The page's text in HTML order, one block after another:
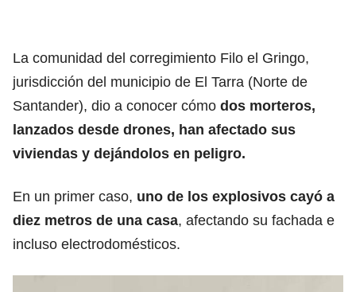
La comunidad del corregimiento Filo el Gringo,
jurisdicción del municipio de El Tarra (Norte de
Santander), dio a conocer cómo dos morteros,
lanzados desde drones, han afectado sus
viviendas y dejándolos en peligro.
En un primer caso, uno de los explosivos cayó a
diez metros de una casa, afectando su fachada e
incluso electrodomésticos.